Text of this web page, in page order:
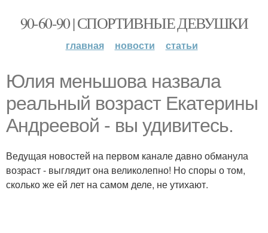
90-60-90 | СПОРТИВНЫЕ ДЕВУШКИ
главная новости статьи
Юлия меньшова назвала
реальный возраст Екатерины
Андреевой - вы удивитесь.
Ведущая новостей на первом канале давно обманула
возраст - выглядит она великолепно! Но споры о том,
сколько же ей лет на самом деле, не утихают.